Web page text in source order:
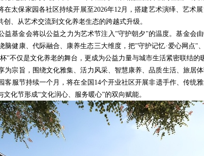
太保家园各社区持续开展至2026年12月，搭建艺术演绎、艺术
、从艺术交流到文化养老生态的跨越式升级。
基金会将以公益之力为艺术节注入"守护朝夕"的温度。基金会
脑健康、代际融合、康养生态三大维度，把"守护记忆·爱心网点
"不仅是文化养老的舞台，更成为公益力量与城市生活紧密联结的
为宗旨，围绕文化雅集、活力风采、智慧康养、品质生活、旅居
服节持续一个月，将在全国14个开业社区开展非遗手作、传统
化节形成“文化润心、服务暖心”的双向赋能。